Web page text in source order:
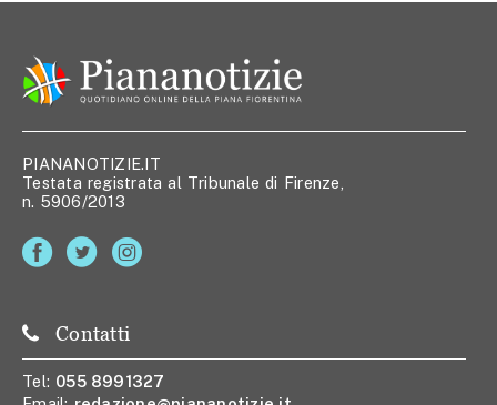
PIANANOTIZIE.IT
Testata registrata al Tribunale di Firenze,
n. 5906/2013
Contatti
Tel: 055 8991327